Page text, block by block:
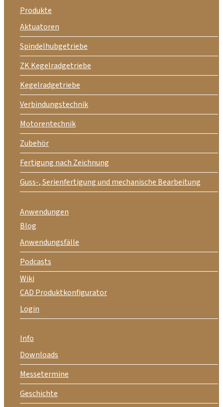
Produkte
Aktuatoren
Spindelhubgetriebe
ZK Kegelradgetriebe
Kegelradgetriebe
Verbindungstechnik
Motorentechnik
Zubehör
Fertigung nach Zeichnung
Guss-, Serienfertigung und mechanische Bearbeitung
Anwendungen
Blog
Anwendungsfälle
Podcasts
Wiki
CAD Produktkonfigurator
Login
Info
Downloads
Messetermine
Geschichte